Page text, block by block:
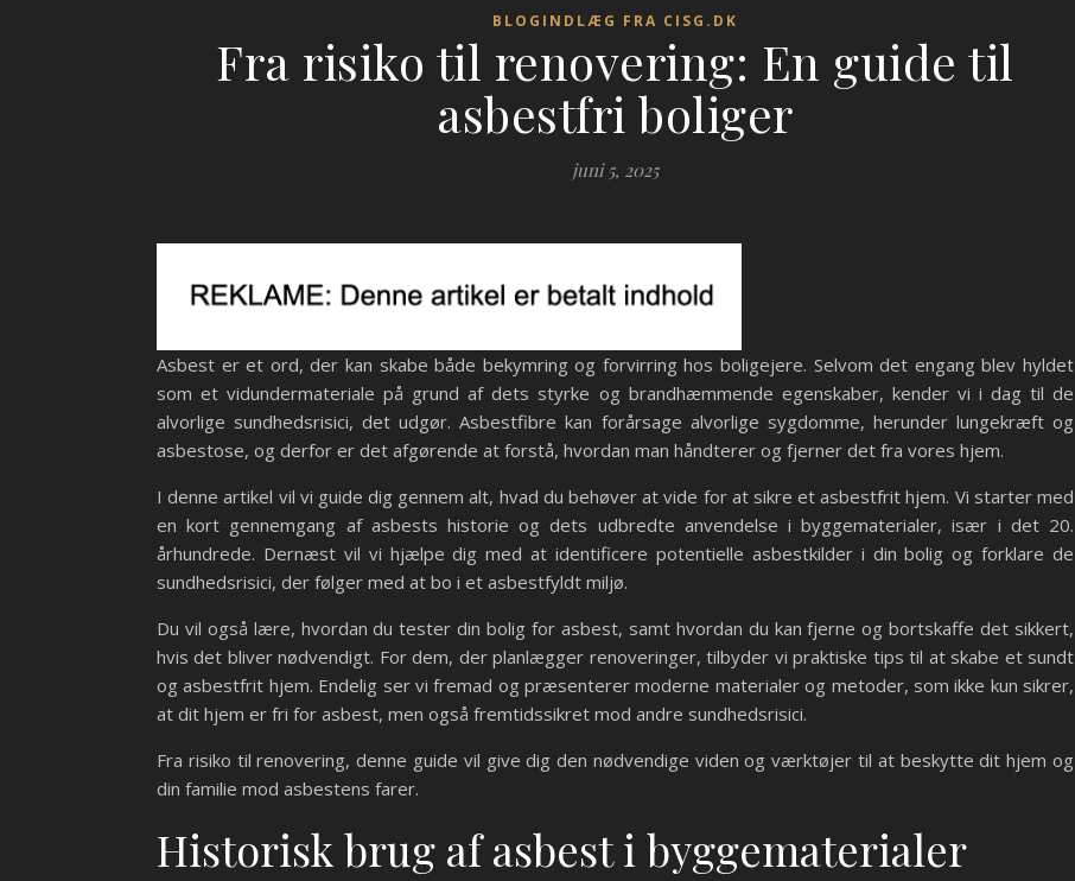
BLOGINDLÆG FRA CISG.DK
Fra risiko til renovering: En guide til
asbestfri boliger
juni 5, 2025
Asbest er et ord, der kan skabe både bekymring og forvirring hos boligejere. Selvom det engang blev hyldet
som et vidundermateriale på grund af dets styrke og brandhæmmende egenskaber, kender vi i dag til de
alvorlige sundhedsrisici, det udgør. Asbestfibre kan forårsage alvorlige sygdomme, herunder lungekræft og
asbestose, og derfor er det afgørende at forstå, hvordan man håndterer og fjerner det fra vores hjem.
I denne artikel vil vi guide dig gennem alt, hvad du behøver at vide for at sikre et asbestfrit hjem. Vi starter med
en kort gennemgang af asbests historie og dets udbredte anvendelse i byggematerialer, især i det 20.
århundrede. Dernæst vil vi hjælpe dig med at identificere potentielle asbestkilder i din bolig og forklare de
sundhedsrisici, der følger med at bo i et asbestfyldt miljø.
Du vil også lære, hvordan du tester din bolig for asbest, samt hvordan du kan fjerne og bortskaffe det sikkert,
hvis det bliver nødvendigt. For dem, der planlægger renoveringer, tilbyder vi praktiske tips til at skabe et sundt
og asbestfrit hjem. Endelig ser vi fremad og præsenterer moderne materialer og metoder, som ikke kun sikrer,
at dit hjem er fri for asbest, men også fremtidssikret mod andre sundhedsrisici.
Fra risiko til renovering, denne guide vil give dig den nødvendige viden og værktøjer til at beskytte dit hjem og
din familie mod asbestens farer.
Historisk brug af asbest i byggematerialer